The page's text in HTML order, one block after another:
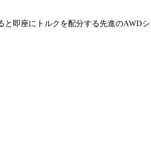
即座にトルクを配分する先進のAWD